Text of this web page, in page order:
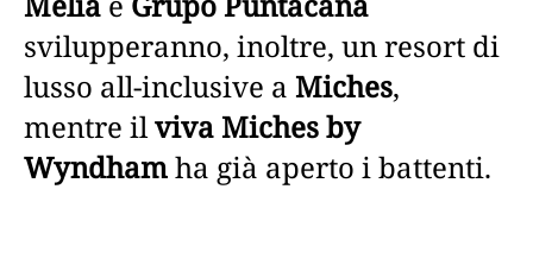
svilupperanno, inoltre, un resort di
lusso all-inclusive a Miches,
mentre ilviva Miches by
Wyndhamha già aperto i battenti.